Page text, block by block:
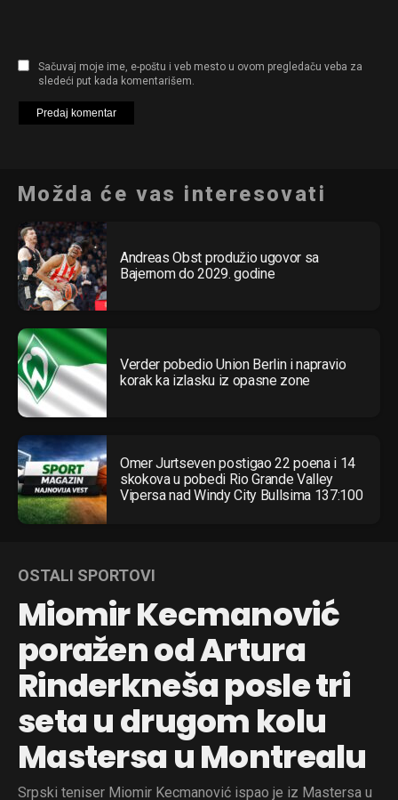
Sačuvaj moje ime, e-poštu i veb mesto u ovom pregledaču veba za
sledeći put kada komentarišem.
Možda će vas interesovati
Andreas Obst produžio ugovor sa
Bajernom do 2029. godine
Verder pobedio Union Berlin i napravio
korak ka izlasku iz opasne zone
Omer Jurtseven postigao 22 poena i 14
skokova u pobedi Rio Grande Valley
Vipersa nad Windy City Bullsima 137:100
OSTALI SPORTOVI
Miomir Kecmanović
poražen od Artura
Rinderkneša posle tri
seta u drugom kolu
Mastersa u Montrealu
Srpski teniser Miomir Kecmanović ispao je iz Mastersa u